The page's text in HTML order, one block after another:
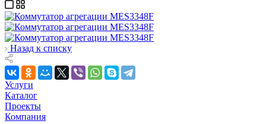
Назад к списку
Услуги
Каталог
Проекты
Компания